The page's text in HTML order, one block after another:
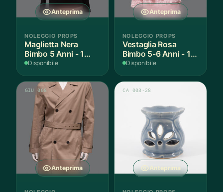
Anteprima
NOLEGGIO PROPS
Maglietta Nera
Bimbo 5 Anni - 1
Pezzo
Disponibile
Anteprima
NOLEGGIO PROPS
Vestaglia Rosa
Bimbo 5-6 Anni - 1
Pezzo
Disponibile
Anteprima
GIU 008
Anteprima
CA 003-28